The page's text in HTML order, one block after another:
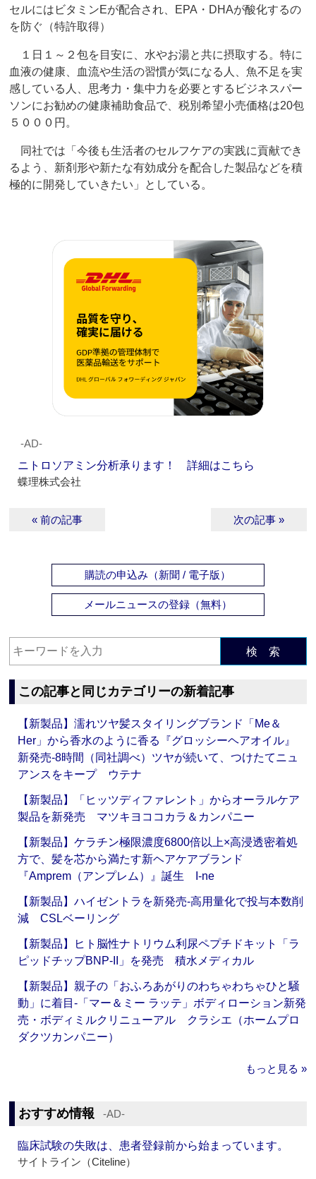
セルにはビタミンEが配合され、EPA・DHAが酸化するの
を防ぐ（特許取得）
１日１～２包を目安に、水やお湯と共に摂取する。特に
血液の健康、血流や生活の習慣が気になる人、魚不足を実
感している人、思考力・集中力を必要とするビジネスパー
ソンにお勧めの健康補助食品で、税別希望小売価格は20包
５０００円。
同社では「今後も生活者のセルフケアの実践に貢献でき
るよう、新剤形や新たな有効成分を配合した製品などを積
極的に開発していきたい」としている。
‐AD‐
ニトロソアミン分析承ります！ 詳細はこちら
蝶理株式会社
« 前の記事 次の記事 »
購読の申込み（新聞 / 電子版）
メールニュースの登録（無料）
検 索
この記事と同じカテゴリーの新着記事
【新製品】濡れツヤ髪スタイリングブランド「Me＆
Her」から香水のように香る『グロッシーヘアオイル』
新発売‐8時間（同社調べ）ツヤが続いて、つけたてニュ
アンスをキープ ウテナ
【新製品】「ヒッツディファレント」からオーラルケア
製品を新発売 マツキヨココカラ＆カンパニー
【新製品】ケラチン極限濃度6800倍以上×高浸透密着処
方で、髪を芯から満たす新ヘアケアブランド
『Amprem（アンプレム）』誕生 I-ne
【新製品】ハイゼントラを新発売‐高用量化で投与本数削
減 CSLベーリング
【新製品】ヒト脳性ナトリウム利尿ペプチドキット「ラ
ピッドチップBNP-II」を発売 積水メディカル
【新製品】親子の「おふろあがりのわちゃわちゃひと騒
動」に着目‐「マー＆ミー ラッテ」ボディローション新発
売・ボディミルクリニューアル クラシエ（ホームプロ
ダクツカンパニー）
もっと見る »
おすすめ情報 ‐AD‐
臨床試験の失敗は、患者登録前から始まっています。
サイトライン（Citeline）